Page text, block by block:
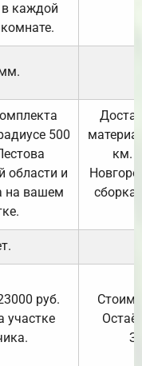
каждой
500
области и
на вашем
км.
руб.
участке